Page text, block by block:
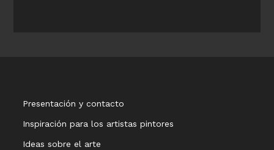
Presentación y contacto
Inspiración para los artistas pintores
Ideas sobre el arte